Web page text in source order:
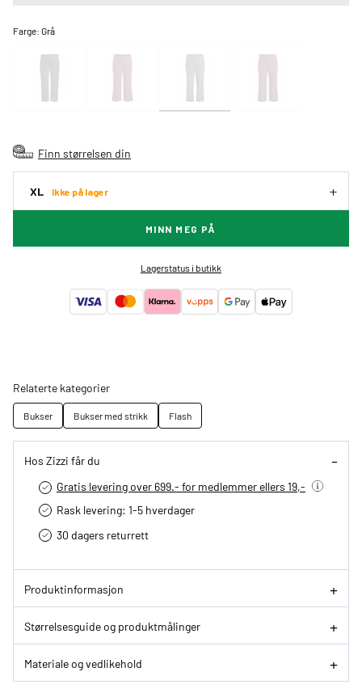
Farge:Grå
Finn størrelsen din
XL Ikke på lager
MINN MEG PÅ
Lagerstatus i butikk
Relaterte kategorier
Bukser Bukser med strikk Flash
Hos Zizzi får du
Gratis levering over 699.- for medlemmer ellers 19,-
Rask levering: 1-5 hverdager
30 dagers returrett
Produktinformasjon
Størrelsesguide og produktmålinger
Materiale og vedlikehold